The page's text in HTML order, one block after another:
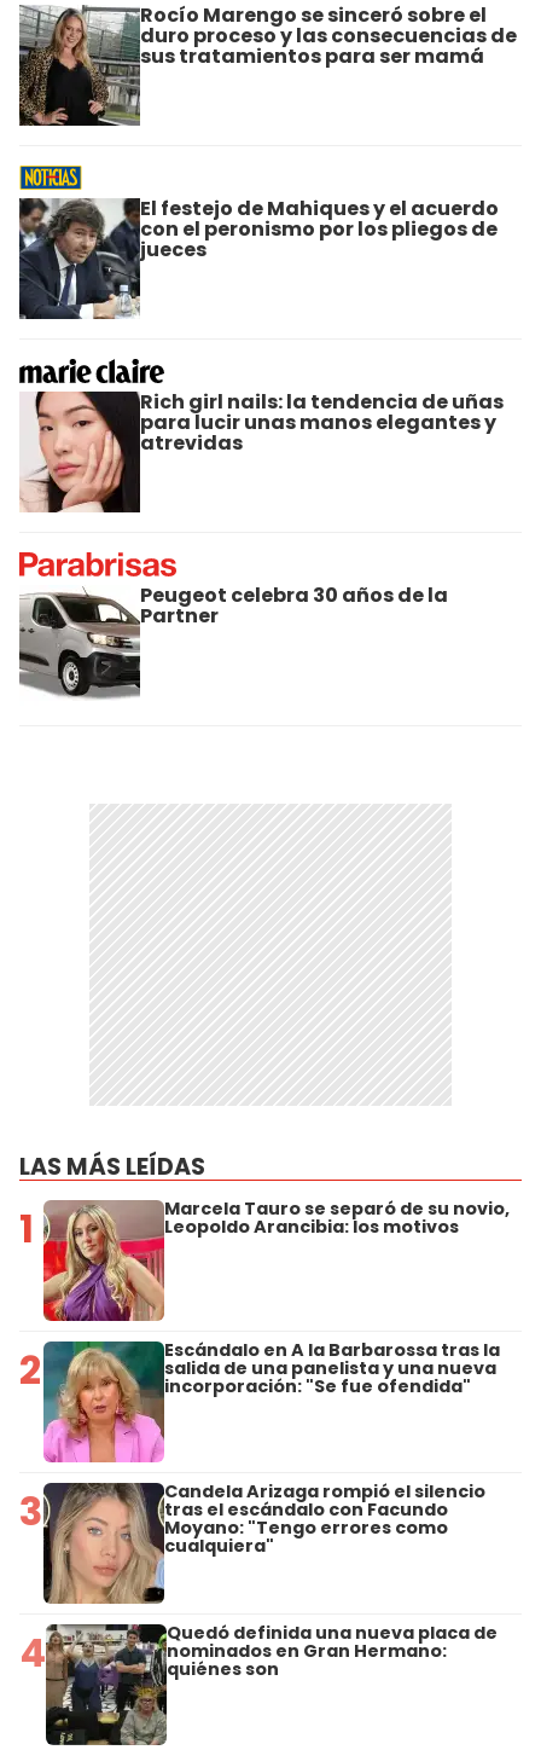
Rocío Marengo se sinceró sobre el
duro proceso y las consecuencias de
sus tratamientos para ser mamá
El festejo de Mahiques y el acuerdo
con el peronismo por los pliegos de
jueces
Rich girl nails: la tendencia de uñas
para lucir unas manos elegantes y
atrevidas
Peugeot celebra 30 años de la
Partner
LAS MÁS LEÍDAS
1 Marcela Tauro se separó de su novio,
Leopoldo Arancibia: los motivos
2 Escándalo en A la Barbarossa tras la
salida de una panelista y una nueva
incorporación: "Se fue ofendida"
3 Candela Arizaga rompió el silencio
tras el escándalo con Facundo
Moyano: "Tengo errores como
cualquiera"
4 Quedó definida una nueva placa de
nominados en Gran Hermano:
quiénes son